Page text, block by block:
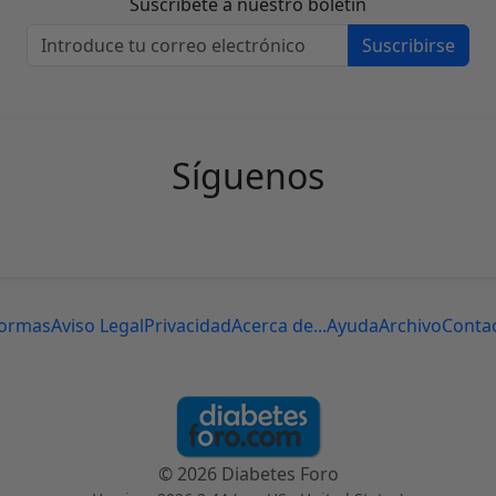
Suscríbete a nuestro boletín
Suscribirse
Síguenos
Aviso LegalPrivacidadAcerca de...AyudaArchivo
© 2026 Diabetes Foro